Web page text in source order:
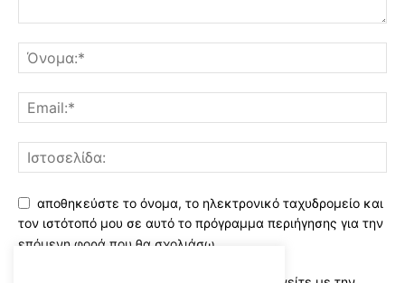
αποθηκεύστε το όνομα, το ηλεκτρονικό ταχυδρομείο και
τον ιστότοπό μου σε αυτό το πρόγραμμα περιήγησης για την
επόμενη φορά που θα σχολιάσω.